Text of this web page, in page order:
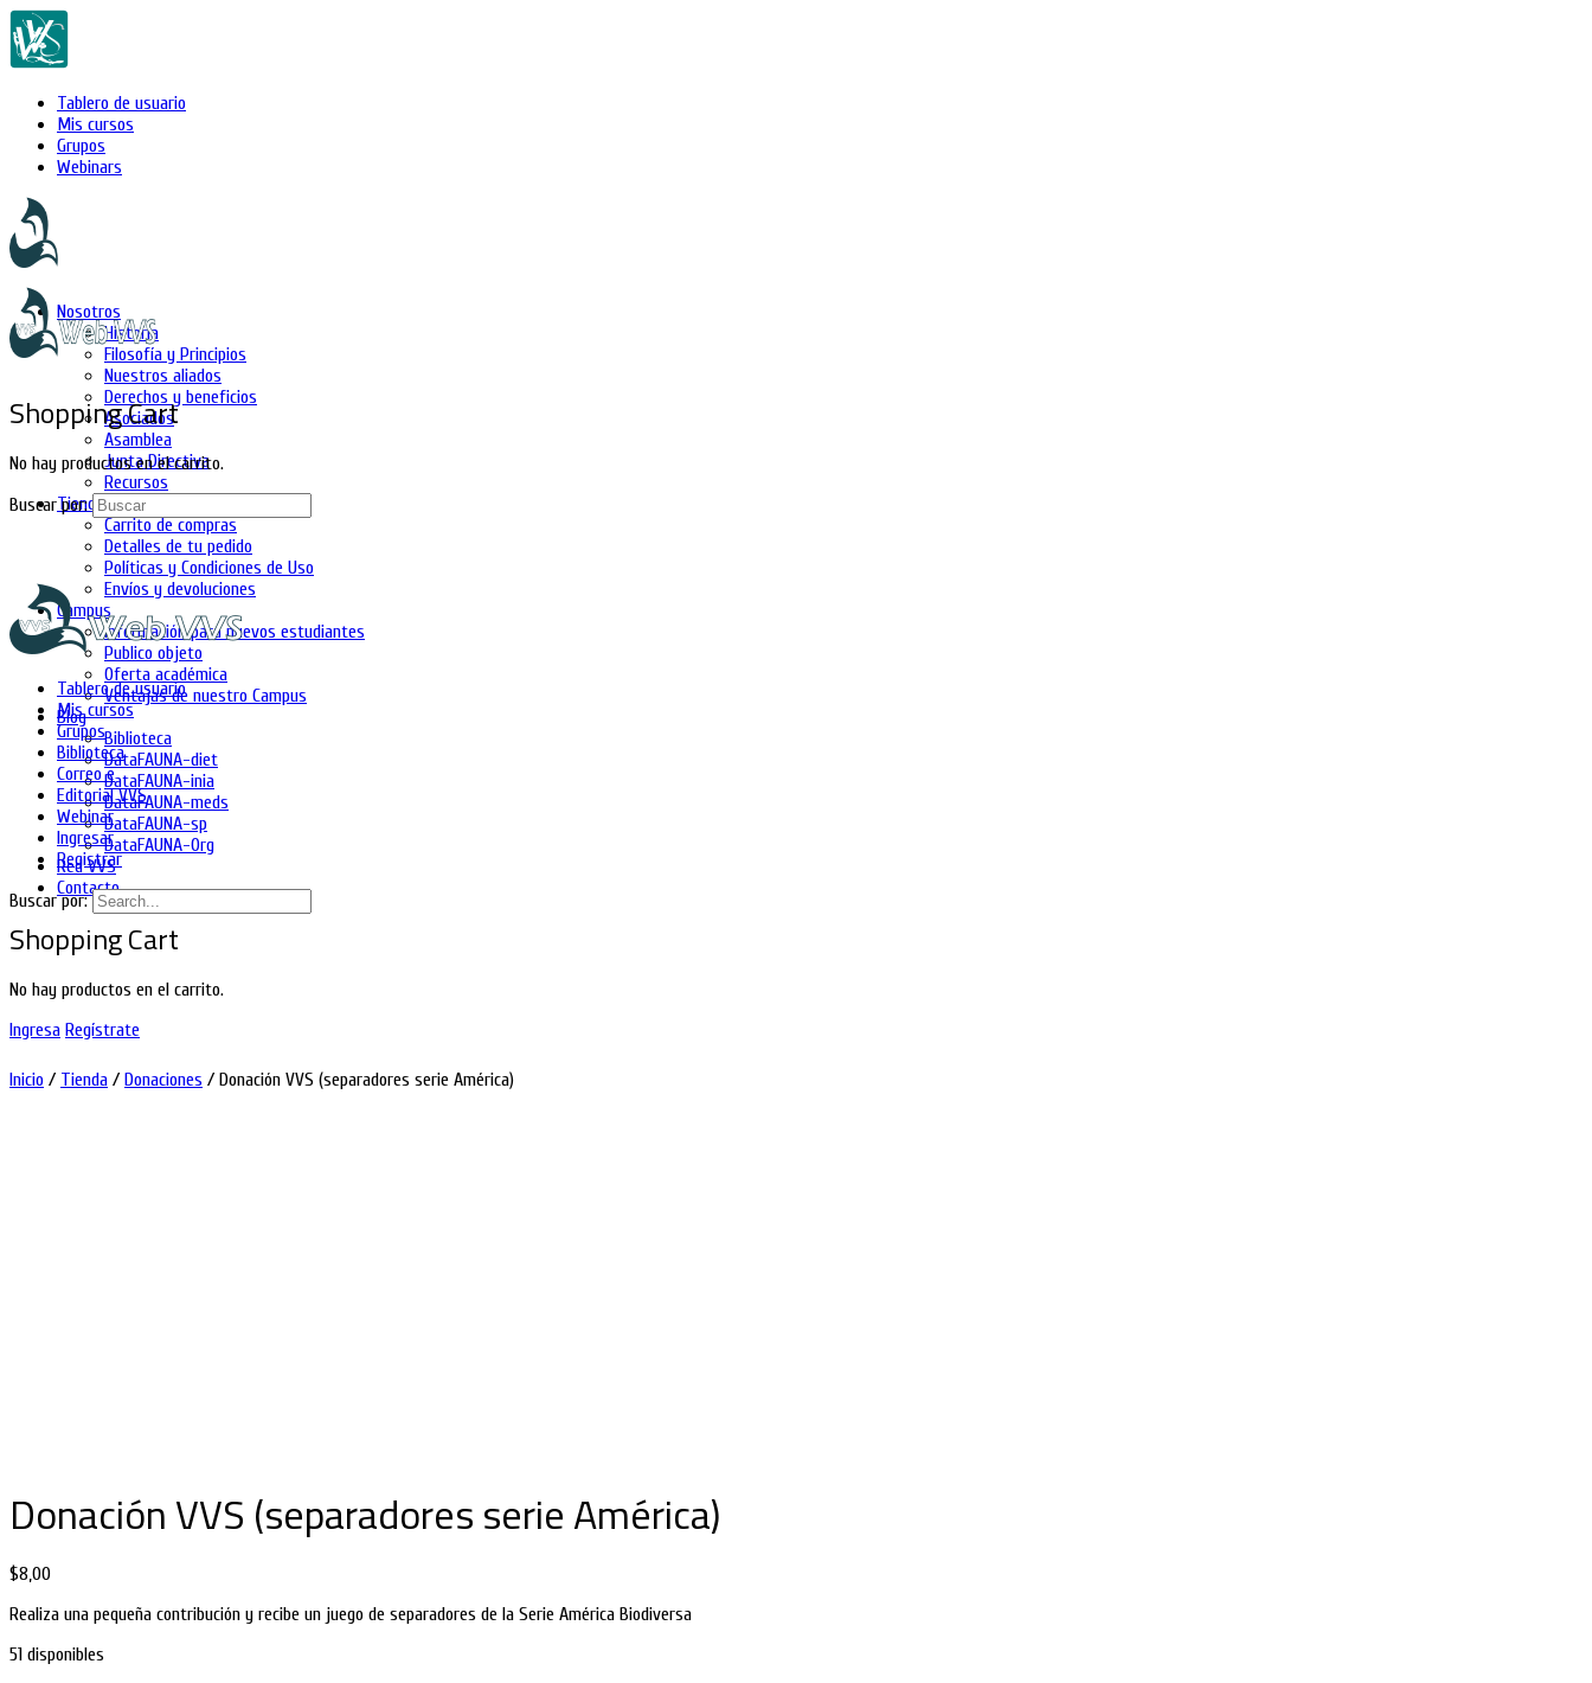
Tablero de usuario
Mis cursos
Grupos
Webinars
Nosotros
Historia
Filosofía y Principios
Nuestros aliados
Derechos y beneficios
Asociados
Asamblea
Junta Directiva
Recursos
Tienda
Carrito de compras
Detalles de tu pedido
Políticas y Condiciones de Uso
Envíos y devoluciones
Campus
Información para nuevos estudiantes
Publico objeto
Oferta académica
Ventajas de nuestro Campus
Blog
Biblioteca
DataFAUNA-diet
DataFAUNA-inia
DataFAUNA-meds
DataFAUNA-sp
DataFAUNA-Org
Red VVS
Contacto
Shopping Cart
No hay productos en el carrito.
Ingresa Regístrate
Shopping Cart
No hay productos en el carrito.
Buscar por:
Tablero de usuario
Mis cursos
Grupos
Biblioteca
Correo e
Editorial VVS
Webinar
Ingresar
Registrar
Buscar por:
Inicio / Tienda / Donaciones / Donación VVS (separadores serie América)
Donación VVS (separadores serie América)
$8,00
Realiza una pequeña contribución y recibe un juego de separadores de la Serie América Biodiversa
51 disponibles